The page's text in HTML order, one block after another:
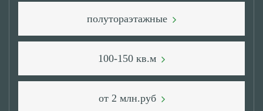
полутораэтажные
100-150 кв.м
от 2 млн.руб